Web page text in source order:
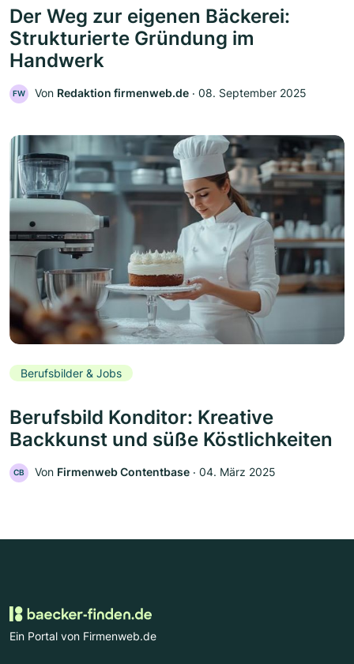
Der Weg zur eigenen Bäckerei:
Strukturierte Gründung im
Handwerk
FW Von Redaktion firmenweb.de ‧ 08. September 2025
Berufsbilder & Jobs
Berufsbild Konditor: Kreative
Backkunst und süße Köstlichkeiten
CB Von Firmenweb Contentbase ‧ 04. März 2025
Ein Portal von Firmenweb.de